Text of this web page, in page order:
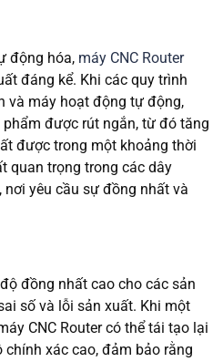
động hóa, máy CNC Router
đáng kể. Khi các quy trình
và máy hoạt động tự động,
được rút ngắn, từ đó tăng
được trong một khoảng thời
quan trọng trong các dây
yêu cầu sự đồng nhất và
đồng nhất cao cho các sản
số và lỗi sản xuất. Khi một
CNC Router có thể tái tạo lại
xác cao, đảm bảo rằng